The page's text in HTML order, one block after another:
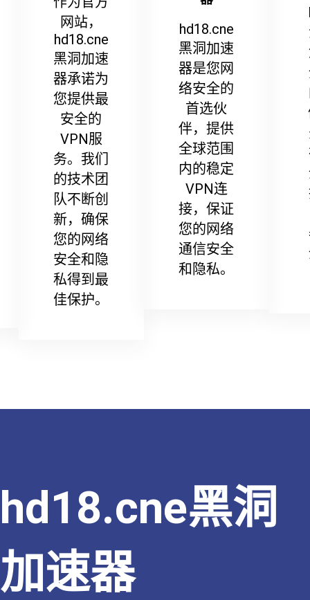
网站，
hd18.cne
黑洞加速
器承诺为
您提供最
安全的
VPN服
务。我们
的技术团
队不断创
新，确保
您的网络
安全和隐
私得到最
佳保护。
hd18.cne
黑洞加速
器是您网
络安全的
首选伙
伴，提供
全球范围
内的稳定
VPN连
接，保证
您的网络
通信安全
和隐私。
hd18.cne黑洞
加速器